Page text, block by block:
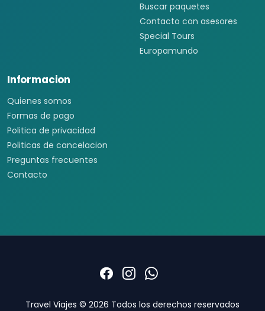
Buscar paquetes
Contacto con asesores
Special Tours
Europamundo
Informacion
Quienes somos
Formas de pago
Politica de privacidad
Politicas de cancelacion
Preguntas frecuentes
Contacto
Travel Viajes © 2026 Todos los derechos reservados